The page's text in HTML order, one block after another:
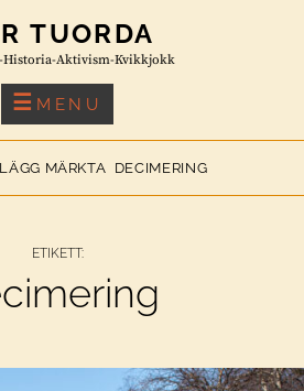
TUORDA
Historia-Aktivism-Kvikkjokk
MENU
MÄRKTA DECIMERING
ETIKETT: